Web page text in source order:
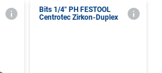
Bits 1/4" PH FESTOOL
Centrotec Zirkon-Duplex